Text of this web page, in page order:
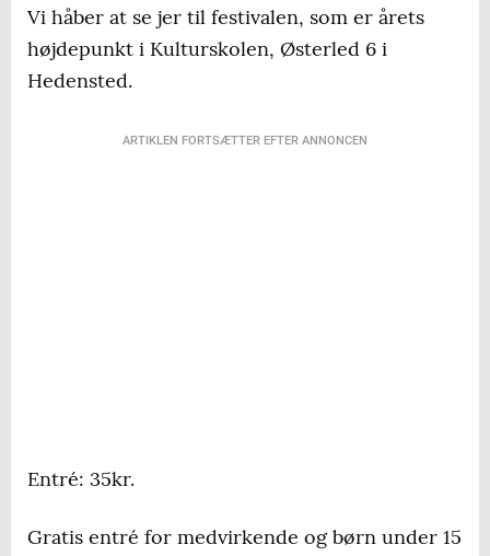
Vi håber at se jer til festivalen, som er årets
højdepunkt i Kulturskolen, Østerled 6 i
Hedensted.
ARTIKLEN FORTSÆTTER EFTER ANNONCEN
Entré: 35kr.
Gratis entré for medvirkende og børn under 15